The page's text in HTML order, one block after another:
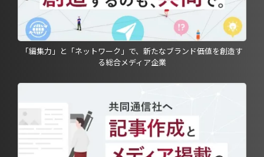
「編集力」と「ネットワーク」で、新たなブランド価値を創造す
る総合メディア企業